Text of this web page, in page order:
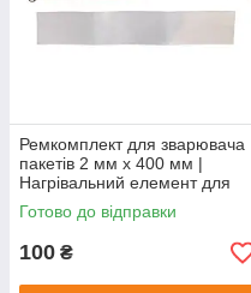
Ремкомплект для зварювача
пакетів 2 мм x 400 мм |
Нагрівальний елемент для
FS400, PFS400, SF400,
PSF400 Китай
Готово до відправки
100 ₴